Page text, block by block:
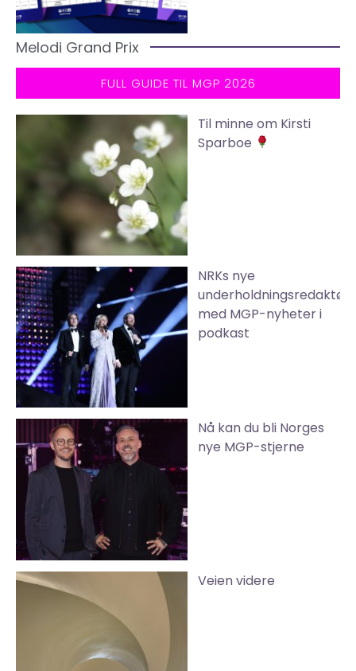
Melodi Grand Prix
FULL GUIDE TIL MGP 2026
Til minne om Kirsti
Sparboe
NRKs nye
underholdningsredaktør
med MGP-nyheter i
podkast
Nå kan du bli Norges
nye MGP-stjerne
Veien videre